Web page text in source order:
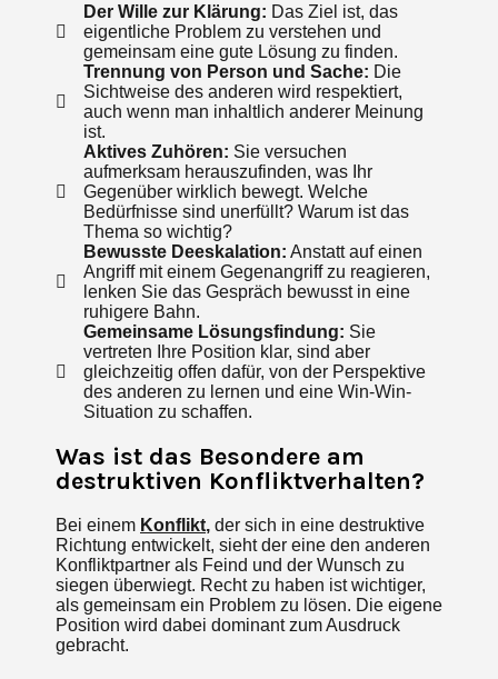
Der Wille zur Klärung: Das Ziel ist, das
eigentliche Problem zu verstehen und
gemeinsam eine gute Lösung zu finden.
Trennung von Person und Sache: Die
Sichtweise des anderen wird respektiert,
auch wenn man inhaltlich anderer Meinung
ist.
Aktives Zuhören: Sie versuchen
aufmerksam herauszufinden, was Ihr
Gegenüber wirklich bewegt. Welche
Bedürfnisse sind unerfüllt? Warum ist das
Thema so wichtig?
Bewusste Deeskalation: Anstatt auf einen
Angriff mit einem Gegenangriff zu reagieren,
lenken Sie das Gespräch bewusst in eine
ruhigere Bahn.
Gemeinsame Lösungsfindung: Sie
vertreten Ihre Position klar, sind aber
gleichzeitig offen dafür, von der Perspektive
des anderen zu lernen und eine Win-Win-
Situation zu schaffen.
Was ist das Besondere am
destruktiven Konfliktverhalten?
Bei einem Konflikt, der sich in eine destruktive
Richtung entwickelt, sieht der eine den anderen
Konfliktpartner als Feind und der Wunsch zu
siegen überwiegt. Recht zu haben ist wichtiger,
als gemeinsam ein Problem zu lösen. Die eigene
Position wird dabei dominant zum Ausdruck
gebracht.